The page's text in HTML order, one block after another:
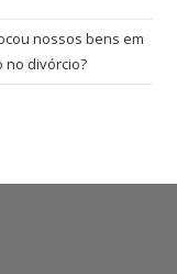
nossos bens em
no divórcio?